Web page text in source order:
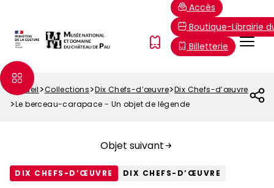
contenu
principal
Menu
FR
Accès
Boutique-Librairie
Billetterie
Fil
Accueil Collections Dix Chefs-d’œuvre Dix Chefs-d’œuvre
Le berceau-carapace - Un objet de légende
DIX CHEFS-D’ŒUVRE DIX CHEFS-D’ŒUVRE
Objet suivant